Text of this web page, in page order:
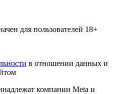
для пользователей 18+
в отношении данных и
компании Metа и